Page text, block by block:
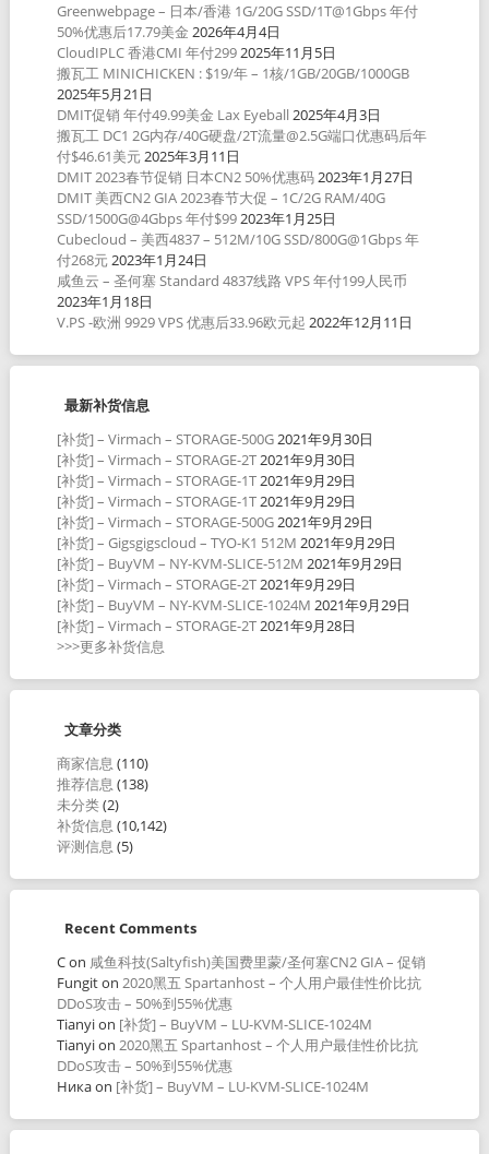
Greenwebpage – 日本/香港 1G/20G SSD/1T@1Gbps 年付
50%优惠后17.79美金 2026年4月4日
CloudIPLC 香港CMI 年付2992025年11月5日
搬瓦工 MINICHICKEN : $19/年 – 1核/1GB/20GB/1000GB
2025年5月21日
DMIT促销 年付49.99美金 Lax Eyeball 2025年4月3日
搬瓦工 DC1 2G内存/40G硬盘/2T流量@2.5G端口优惠码后年
付$46.61美元2025年3月11日
DMIT 2023春节促销 日本CN2 50%优惠码2023年1月27日
DMIT 美西CN2 GIA 2023春节大促 – 1C/2G RAM/40G
SSD/1500G@4Gbps 年付$992023年1月25日
Cubecloud – 美西4837 – 512M/10G SSD/800G@1Gbps 年
付268元2023年1月24日
咸鱼云 – 圣何塞 Standard 4837线路 VPS 年付199人民币
2023年1月18日
V.PS -欧洲 9929 VPS 优惠后33.96欧元起 2022年12月11日
最新补货信息
[补货] – Virmach – STORAGE-500G2021年9月30日
[补货] – Virmach – STORAGE-2T2021年9月30日
[补货] – Virmach – STORAGE-1T2021年9月29日
[补货] – Virmach – STORAGE-1T2021年9月29日
[补货] – Virmach – STORAGE-500G2021年9月29日
[补货] – Gigsgigscloud – TYO-K1 512M 2021年9月29日
[补货] – BuyVM – NY-KVM-SLICE-512M 2021年9月29日
[补货] – Virmach – STORAGE-2T2021年9月29日
[补货] – BuyVM – NY-KVM-SLICE-1024M 2021年9月29日
[补货] – Virmach – STORAGE-2T2021年9月28日
>>>更多补货信息
文章分类
商家信息 (110)
推荐信息 (138)
未分类(2)
补货信息 (10,142)
评测信息 (5)
Recent Comments
Con 咸鱼科技(Saltyfish)美国费里蒙/圣何塞CN2 GIA – 促销
Fungiton 2020黑五 Spartanhost – 个人用户最佳性价比抗
DDoS攻击 – 50%到55%优惠
Tianyion [补货] – BuyVM – LU-KVM-SLICE-1024M
Tianyion 2020黑五 Spartanhost – 个人用户最佳性价比抗
DDoS攻击 – 50%到55%优惠
Никаon [补货] – BuyVM – LU-KVM-SLICE-1024M